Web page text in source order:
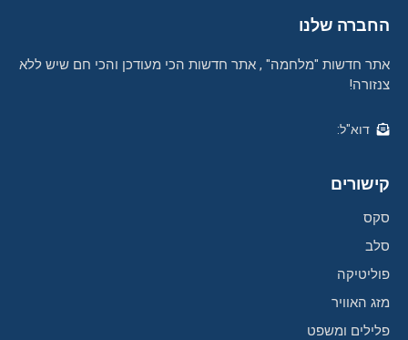
החברה שלנו
אתר חדשות "מלחמה" , אתר חדשות הכי מעודכן והכי חם שיש ללא
צנזורה!
דוא"ל:
קישורים
סקס
סלב
פוליטיקה
מזג האוויר
פלילים ומשפט